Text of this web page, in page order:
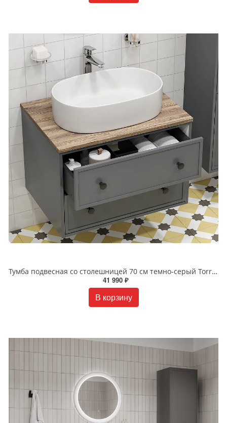
Тумба подвесная со столешницей 70 см темно-серый Torr IDDIS TOR70DBi95K
41 990 ₽
В корзину